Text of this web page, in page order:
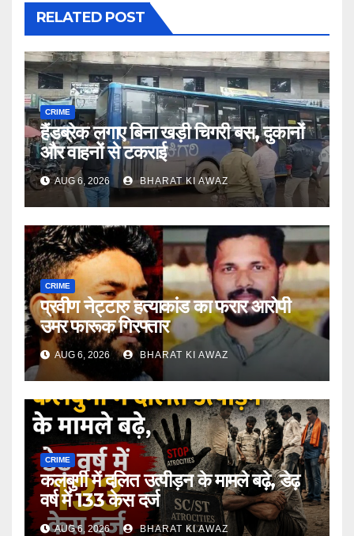
RELATED POST
CRIME
हैंडब्रेक लगाए बिना खड़ी चिगरी बस, दुकानों
और वाहनों से टकराई
AUG 6, 2026 BHARAT KI AWAZ
CRIME
प्रवीण नेट्टारु हत्याकांड का फरार आरोपी
उमर फारूक गिरफ्तार
AUG 6, 2026 BHARAT KI AWAZ
CRIME
कलबुर्गी में दलित उत्पीड़न के मामले बढ़े, डेढ़
वर्ष में 133 केस दर्ज
AUG 6, 2026 BHARAT KI AWAZ